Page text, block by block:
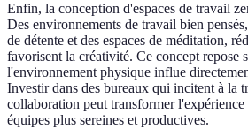
Enfin, la conception d'espaces de travail
Des environnements de travail bien
de détente et des espaces de méditation,
favorisent la créativité. Ce concept repose
l'environnement physique influe
Investir dans des bureaux qui incitent à la
collaboration peut transformer
équipes plus sereines et productives.